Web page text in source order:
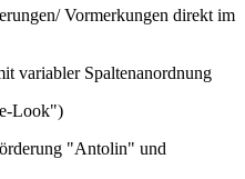
Vormerkungen direkt im
variabler Spaltenanordnung
Look")
"Antolin" und